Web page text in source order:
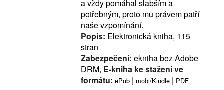
a vždy pomáhal slabším a
potřebným, proto mu právem patří
naše vzpomínání.
Popis: Elektronická kniha, 115
stran
Zabezpečení: ekniha bez Adobe
DRM, E-kniha ke stažení ve
formátu: ePub | mobi/Kindle | PDF